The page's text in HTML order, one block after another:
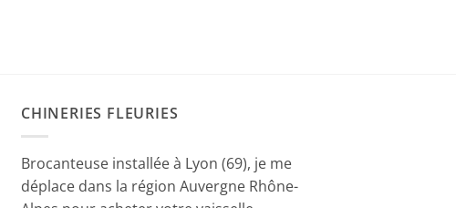
CHINERIES FLEURIES
Brocanteuse installée à Lyon (69), je me
déplace dans la région Auvergne Rhône-